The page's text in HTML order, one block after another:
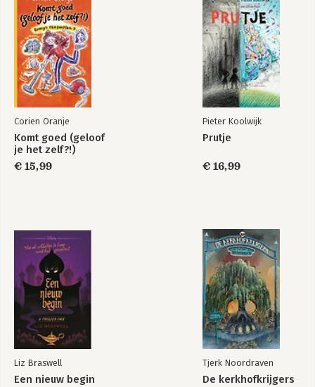
Corien Oranje
Komt goed (geloof
je het zelf?!)
€ 15,99
Pieter Koolwijk
Prutje
€ 16,99
Liz Braswell
Een nieuw begin
Tjerk Noordraven
De kerkhofkrijgers